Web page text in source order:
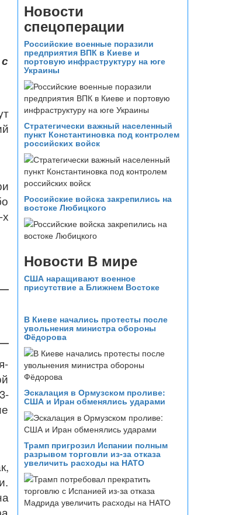
Новости
спецоперации
Российские военные поразили
предприятия ВПК в Киеве и
портовую инфраструктуру на юге
Украины
Стратегически важный населенный
пункт Константиновка под контролем
российских войск
Российские войска закрепились на
востоке Любицкого
Новости В мире
США наращивают военное
присутствие а Ближнем Востоке
В Киеве начались протесты после
увольнения министра обороны
Фёдорова
Эскалация в Ормузском проливе:
США и Иран обменялись ударами
Трамп пригрозил Испании полным
разрывом торговли из‑за отказа
увеличить расходы на НАТО